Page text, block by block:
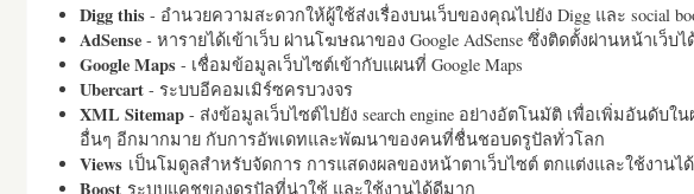
Digg this- อำนวยความสะดวกให้ผู้ใช้ส่งเรื่องบนเว็บของคุณไปยัง Digg และ social
AdSense- หารายได้เข้าเว็บ ผ่านโฆษณาของ Google AdSense ซึ่งติดตั้งผ่านหน้าเว็บไ
Google Maps- เชื่อมข้อมูลเว็บไซต์เข้ากับแผนที่ Google Maps
Ubercart- ระบบอีคอมเมิร์ซครบวงจร
XML Sitemap- ส่งข้อมูลเว็บไซต์ไปยัง search engine อย่างอัตโนมัติ เพื่อเพิ่มอันดับใ
อื่นๆ อีกมากมาย กับการอัพเดทและพัฒนาของคนที่ชื่นชอบดรูปัลทั่วโลก
Views เป็นโมดูลสำหรับจัดการ การแสดงผลของหน้าตาเว็บไซต์ ตกแต่งและใช้งานไ
Boost ระบบแคชของดรูปัลที่น่าใช้ และใช้งานได้ดีมาก